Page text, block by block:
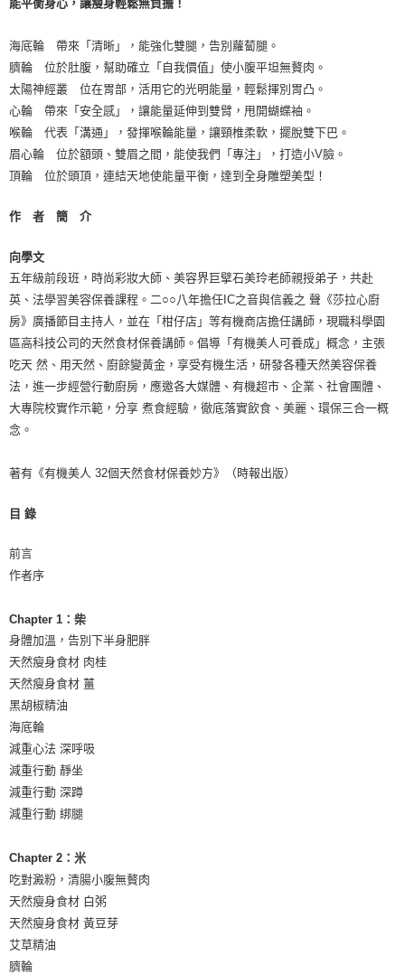
海底輪 帶來「清晰」，能強化雙腿，告別蘿蔔腿。
臍輪 位於肚腹，幫助確立「自我價值」使小腹平坦無贅肉。
太陽神經叢 位在胃部，活用它的光明能量，輕鬆揮別胃凸。
心輪 帶來「安全感」，讓能量延伸到雙臂，甩開蝴蝶袖。
喉輪 代表「溝通」，發揮喉輪能量，讓頸椎柔軟，擺脫雙下巴。
眉心輪 位於額頭、雙眉之間，能使我們「專注」，打造小V臉。
頂輪 位於頭頂，連結天地使能量平衡，達到全身雕塑美型！
作 者 簡 介
向學文
五年級前段班，時尚彩妝大師、美容界巨擘石美玲老師親授弟子，共赴
英、法學習美容保養課程。二○○八年擔任IC之音與信義之 聲《莎拉心廚
房》廣播節目主持人，並在「柑仔店」等有機商店擔任講師，現職科學園
區高科技公司的天然食材保養講師。倡導「有機美人可養成」概念，主張
吃天 然、用天然、廚餘變黃金，享受有機生活，研發各種天然美容保養
法，進一步經營行動廚房，應邀各大媒體、有機超市、企業、社會團體、
大專院校實作示範，分享 煮食經驗，徹底落實飲食、美麗、環保三合一概
念。
著有《有機美人 32個天然食材保養妙方》（時報出版）
目 錄
前言
作者序
Chapter 1：柴
身體加溫，告別下半身肥胖
天然瘦身食材 肉桂
天然瘦身食材 薑
黑胡椒精油
海底輪
減重心法 深呼吸
減重行動 靜坐
減重行動 深蹲
減重行動 綁腿
Chapter 2：米
吃對澱粉，清腸小腹無贅肉
天然瘦身食材 白粥
天然瘦身食材 黃豆芽
艾草精油
臍輪